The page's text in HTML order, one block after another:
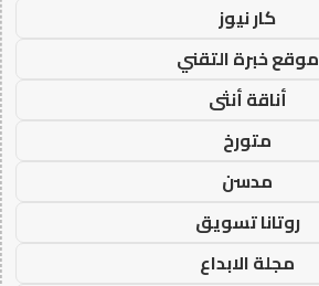
كار نيوز
موقع خبرة التقني
أناقة أنثى
متورخ
مدسن
روتانا تسويق
مجلة الابداع